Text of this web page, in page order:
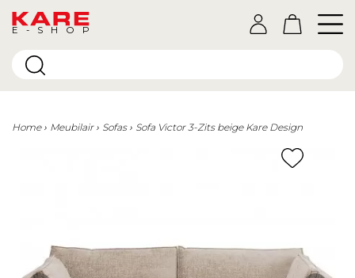
E-SHOP
Home Meubilair Sofas Sofa Victor 3-Zits beige Kare Design